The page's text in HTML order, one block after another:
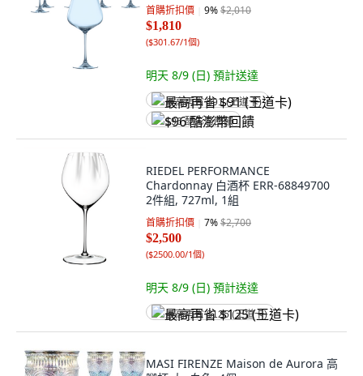
首購折扣價 9%$2,010
$1,810
($301.67/1個)
明天 8/9 (日) 預計送達
最高再省 $91 (王道卡)
$96 酷澎幣回饋
RIEDEL PERFORMANCE
Chardonnay 白酒杯 ERR-68849700
2件組, 727ml, 1組
首購折扣價 7%$2,700
$2,500
($2500.00/1個)
明天 8/9 (日) 預計送達
最高再省 $125 (王道卡)
MASI FIRENZE Maison de Aurora 高